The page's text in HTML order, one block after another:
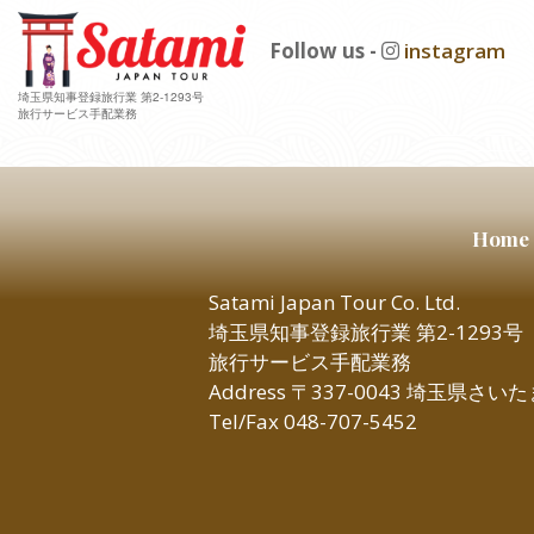
Follow us - instagram
埼玉県知事登録旅行業 第2-1293号
旅行サービス手配業務
Home
Satami Japan Tour Co. Ltd.
埼玉県知事登録旅行業 第2-1293号
旅行サービス手配業務
Address 〒337-0043 埼玉県さい
Tel/Fax 048-707-5452